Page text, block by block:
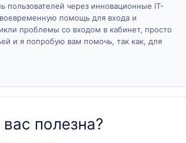
через инновационные IT-
помощь для входа и
проблемы со входом в кабинет, просто
и я попробую вам помочь, так как, для
полезна?